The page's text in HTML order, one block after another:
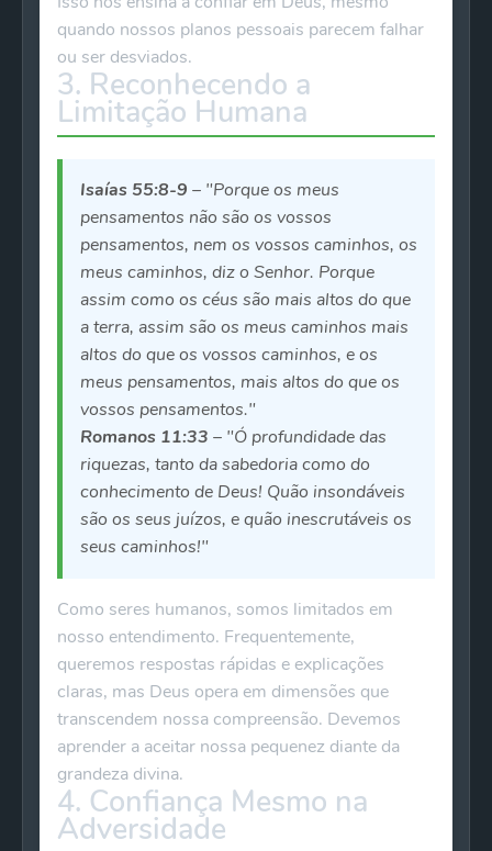
quando nossos planos pessoais parecem falhar
ou ser desviados.
3. Reconhecendo a
Limitação Humana
Isaías 55:8-9 – "Porque os meus
pensamentos não são os vossos
pensamentos, nem os vossos caminhos, os
meus caminhos, diz o Senhor. Porque
assim como os céus são mais altos do que
a terra, assim são os meus caminhos mais
altos do que os vossos caminhos, e os
meus pensamentos, mais altos do que os
vossos pensamentos."
Romanos 11:33 – "Ó profundidade das
riquezas, tanto da sabedoria como do
conhecimento de Deus! Quão insondáveis
são os seus juízos, e quão inescrutáveis os
seus caminhos!"
Como seres humanos, somos limitados em
nosso entendimento. Frequentemente,
queremos respostas rápidas e explicações
claras, mas Deus opera em dimensões que
transcendem nossa compreensão. Devemos
aprender a aceitar nossa pequenez diante da
grandeza divina.
4. Confiança Mesmo na
Adversidade